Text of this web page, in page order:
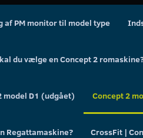
af PM monitor til model type
du vælge en Concept 2
model D1 (udgået) Concept 2
Regattamaskine? CrossFit |